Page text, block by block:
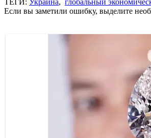
ТЕГИ: Украина, глобальный
Если вы заметили ошибку, выделите